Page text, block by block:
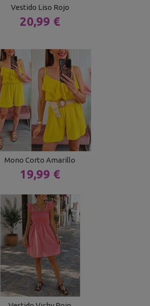
Vestido Liso Rojo
20,99 €
Mono Corto Amarillo
19,99 €